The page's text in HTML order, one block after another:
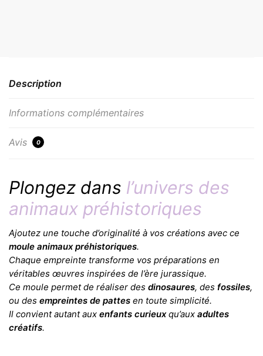
Description
Informations complémentaires
Avis 0
Plongez dans l’univers des
animaux préhistoriques
Ajoutez une touche d’originalité à vos créations avec ce
moule animaux préhistoriques.
Chaque empreinte transforme vos préparations en
véritables œuvres inspirées de l’ère jurassique.
Ce moule permet de réaliser des dinosaures, des fossiles,
ou des empreintes de pattes en toute simplicité.
Il convient autant aux enfants curieuxqu’aux adultes
créatifs.